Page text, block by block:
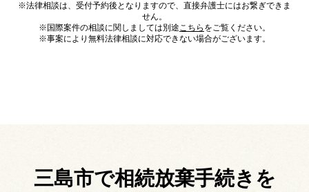
※法律相談は、受付予約後となりますので、直接弁護士にはお繋ぎできま
せん。
※国際案件の相談に関しましては別途こちら をご覧ください。
※事案により無料法律相談に対応できない場合がございます。
三島市で相続放棄手続きを